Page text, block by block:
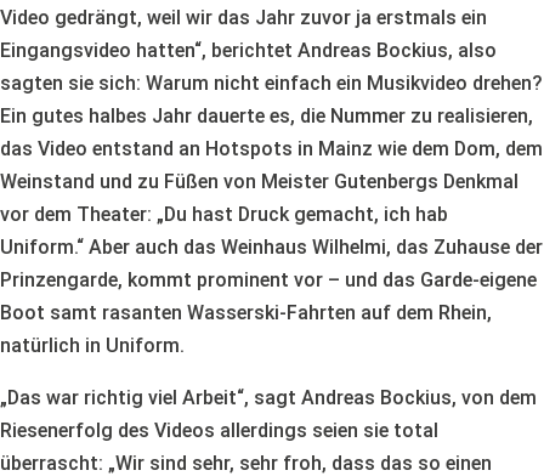
Video gedrängt, weil wir das Jahr zuvor ja erstmals ein
Eingangsvideo hatten“, berichtet Andreas Bockius, also
sagten sie sich: Warum nicht einfach ein Musikvideo drehen?
Ein gutes halbes Jahr dauerte es, die Nummer zu realisieren,
das Video entstand an Hotspots in Mainz wie dem Dom, dem
Weinstand und zu Füßen von Meister Gutenbergs Denkmal
vor dem Theater: „Du hast Druck gemacht, ich hab
Uniform.“ Aber auch das Weinhaus Wilhelmi, das Zuhause der
Prinzengarde, kommt prominent vor – und das Garde-eigene
Boot samt rasanten Wasserski-Fahrten auf dem Rhein,
natürlich in Uniform.
„Das war richtig viel Arbeit“, sagt Andreas Bockius, von dem
Riesenerfolg des Videos allerdings seien sie total
überrascht: „Wir sind sehr, sehr froh, dass das so einen